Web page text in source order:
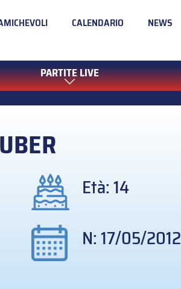
CALENDARIO NEWS
PARTITE LIVE
Età: 14
N: 17/05/2012